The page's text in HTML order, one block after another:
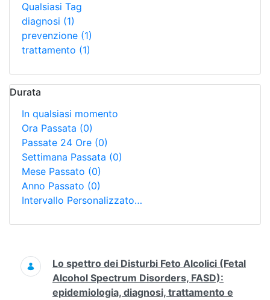
Qualsiasi Tag
diagnosi (1)
prevenzione (1)
trattamento (1)
Durata
In qualsiasi momento
Ora Passata (0)
Passate 24 Ore (0)
Settimana Passata (0)
Mese Passato (0)
Anno Passato (0)
Intervallo Personalizzato…
Ricerca
Lo spettro dei Disturbi Feto Alcolici (Fetal
Alcohol Spectrum Disorders, FASD):
epidemiologia, diagnosi, trattamento e